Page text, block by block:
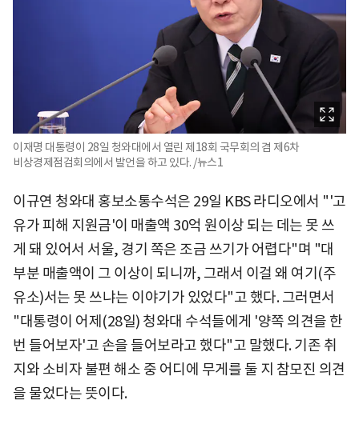
이재명 대통령이 28일 청와대에서 열린 제18회 국무회의 겸 제6차
비상경제점검회의에서 발언을 하고 있다. /뉴스1
이규연 청와대 홍보소통수석은 29일 KBS 라디오에서 "'고
유가 피해 지원금'이 매출액 30억 원이상 되는 데는 못 쓰
게 돼 있어서 서울, 경기 쪽은 조금 쓰기가 어렵다"며 "대
부분 매출액이 그 이상이 되니까, 그래서 이걸 왜 여기(주
유소)서는 못 쓰냐는 이야기가 있었다"고 했다. 그러면서
"대통령이 어제(28일) 청와대 수석들에게 '양쪽 의견을 한
번 들어보자'고 손을 들어보라고 했다"고 말했다. 기존 취
지와 소비자 불편 해소 중 어디에 무게를 둘 지 참모진 의견
을 물었다는 뜻이다.